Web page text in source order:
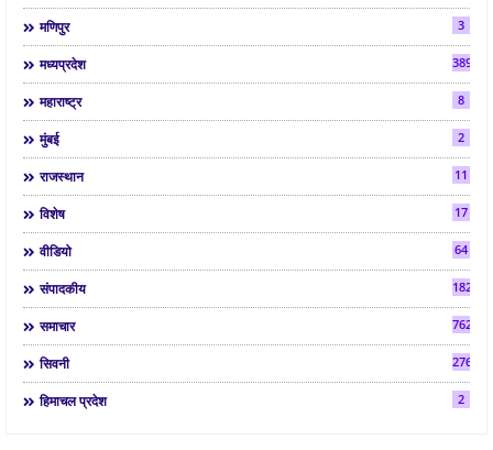
मणिपुर 3
मध्यप्रदेश 3892
महाराष्ट्र 8
मुंबई 2
राजस्थान 11
विशेष 17
वीडियो 64
संपादकीय 182
समाचार 7624
सिवनी 2763
हिमाचल प्रदेश 2